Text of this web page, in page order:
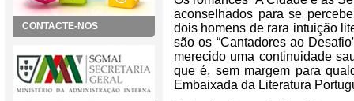
CONTACTE-NOS
aconselhados para se
dois homens de rara intuição
são os “Cantadores ao
merecido uma continuidade
que é, sem margem para
Embaixada da Literatura